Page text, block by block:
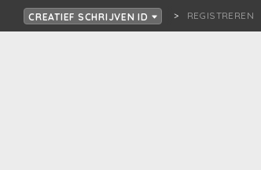
CREATIEF SCHRIJVEN ID REGISTREREN